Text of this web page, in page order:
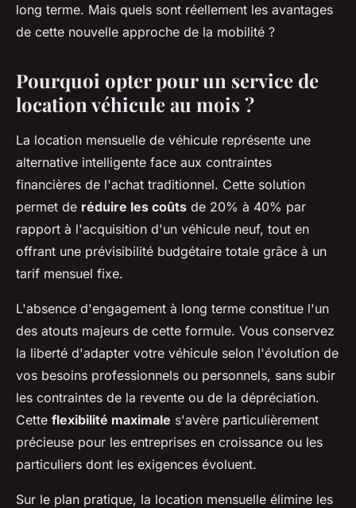
long terme. Mais quels sont réellement les avantages
de cette nouvelle approche de la mobilité ?
Pourquoi opter pour un service de
location véhicule au mois ?
La location mensuelle de véhicule représente une
alternative intelligente face aux contraintes
financières de l'achat traditionnel. Cette solution
permet de réduire les coûts de 20% à 40% par
rapport à l'acquisition d'un véhicule neuf, tout en
offrant une prévisibilité budgétaire totale grâce à un
tarif mensuel fixe.
L'absence d'engagement à long terme constitue l'un
des atouts majeurs de cette formule. Vous conservez
la liberté d'adapter votre véhicule selon l'évolution de
vos besoins professionnels ou personnels, sans subir
les contraintes de la revente ou de la dépréciation.
Cette flexibilité maximale s'avère particulièrement
précieuse pour les entreprises en croissance ou les
particuliers dont les exigences évoluent.
Sur le plan pratique, la location mensuelle élimine les